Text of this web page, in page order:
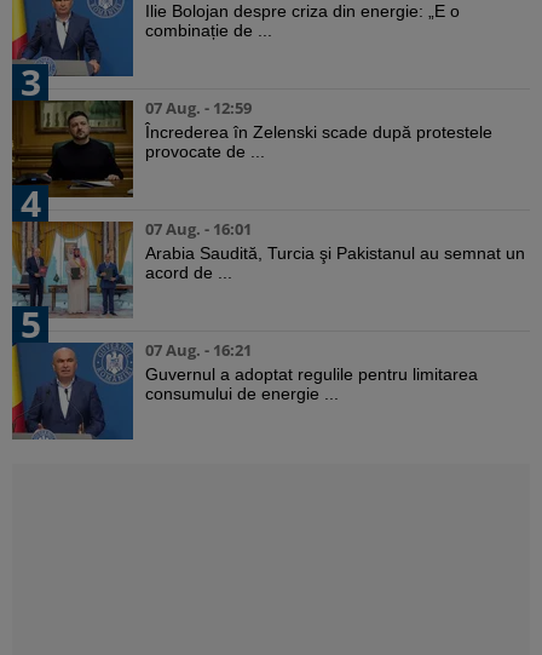
Ilie Bolojan despre criza din energie: „E o
combinație de ...
3
07 Aug. - 12:59
Încrederea în Zelenski scade după protestele
provocate de ...
4
07 Aug. - 16:01
Arabia Saudită, Turcia şi Pakistanul au semnat un
acord de ...
5
07 Aug. - 16:21
Guvernul a adoptat regulile pentru limitarea
consumului de energie ...